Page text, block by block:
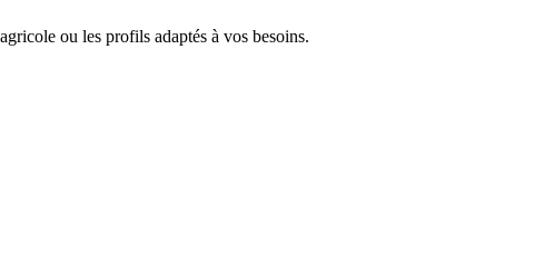
ou les profils adaptés à vos besoins.